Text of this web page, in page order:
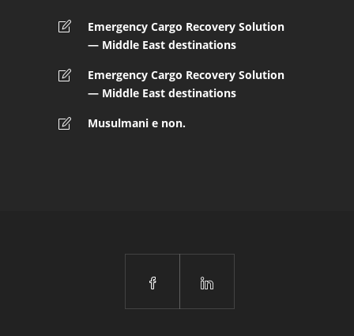
Emergency Cargo Recovery Solution
— Middle East destinations
Emergency Cargo Recovery Solution
— Middle East destinations
Musulmani e non.